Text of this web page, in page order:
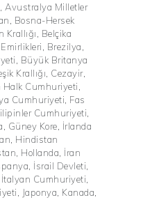
Avustralya Milletler
Bosna-Hersek
Belçika
Brezilya,
Büyük Britanya
Krallığı, Cezayir,
Halk Cumhuriyeti,
Cumhuriyeti, Fas
Cumhuriyeti,
Güney Kore, İrlanda
Hindistan
Hollanda, İran
İsrail Devleti,
İtalyan Cumhuriyeti,
Japonya, Kanada,